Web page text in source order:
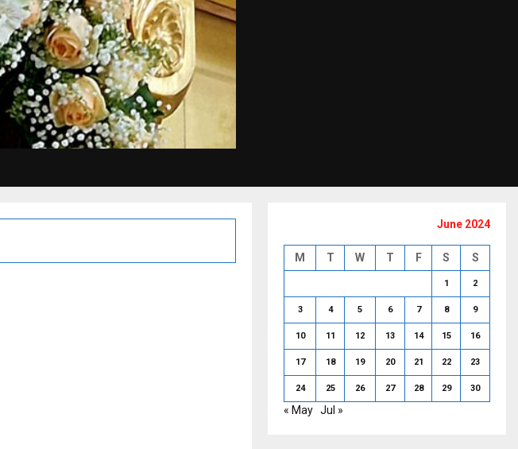
June 2024
M T W T F S S
1 2
3 4 5 6 7 8 9
10 11 12 13 14 15 16
17 18 19 20 21 22 23
24 25 26 27 28 29 30
« May Jul »